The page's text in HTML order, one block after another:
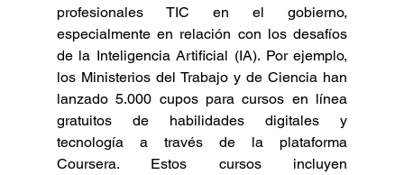
profesionales TIC en el gobierno,
especialmente en relación con los desafíos
de la Inteligencia Artificial (IA). Por ejemplo,
los Ministerios del Trabajo y de Ciencia han
lanzado 5.000 cupos para cursos en línea
gratuitos de habilidades digitales y
tecnología a través de la plataforma
Coursera. Estos cursos incluyen